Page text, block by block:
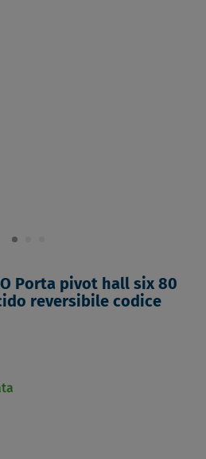
Porta pivot hall six 80
reversibile codice